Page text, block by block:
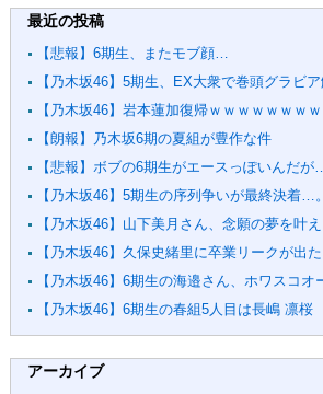
最近の投稿
【悲報】6期生、またモブ顔…
【乃木坂46】5期生、EX大衆で巻頭グラビ
【乃木坂46】岩本蓮加復帰ｗｗｗｗｗｗｗｗ
【朗報】乃木坂6期の夏組が豊作な件
【悲報】ボブの6期生がエースっぽいんだが
【乃木坂46】5期生の序列争いが最終決着…
【乃木坂46】山下美月さん、念願の夢を叶
【乃木坂46】久保史緒里に卒業リークが出
【乃木坂46】6期生の海邉さん、ホワスコ
【乃木坂46】6期生の春組5人目は長嶋 凛桜
アーカイブ